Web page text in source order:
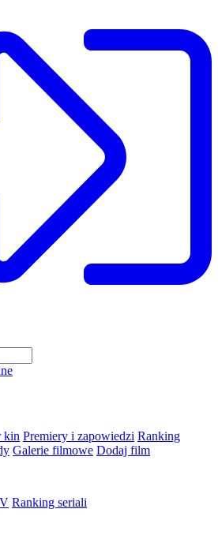
kin Premiery i zapowiedzi Ranking
Galerie filmowe Dodaj film
Ranking seriali